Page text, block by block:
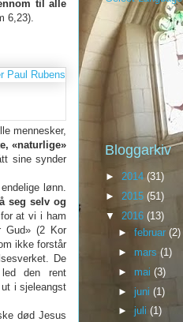
til alle
6,23).
mennesker,
«naturlige»
sine synder
lønn.
seg selv og
at vi i ham
Gud» (2 Kor
ikke forstår
De
den rent
i sjeleangst
død Jesus
Bloggarkiv
► 2014 (31)
► 2015 (51)
▼ 2016 (13)
► februar (2)
► mars (1)
► mai (3)
► juni (1)
► juli (1)